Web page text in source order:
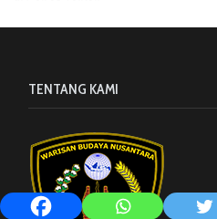
TENTANG KAMI